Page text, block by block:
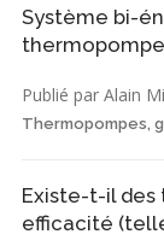
Système bi-
Publié par Alain
Thermopompes,
Existe-t-il des
efficacité